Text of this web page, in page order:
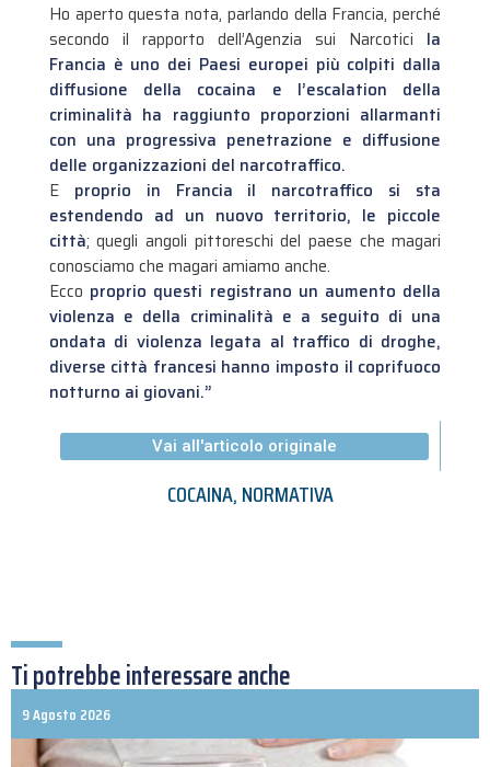
Ho aperto questa nota, parlando della Francia, perché
secondo il rapporto dell’Agenzia sui Narcotici la
Francia è uno dei Paesi europei più colpiti dalla
diffusione della cocaina e l’escalation della
criminalità ha raggiunto proporzioni allarmanti
con una progressiva penetrazione e diffusione
delle organizzazioni del narcotraffico.
E proprio in Francia il narcotraffico si sta
estendendo ad un nuovo territorio, le piccole
città; quegli angoli pittoreschi del paese che magari
conosciamo che magari amiamo anche.
Ecco proprio questi registrano un aumento della
violenza e della criminalità e a seguito di una
ondata di violenza legata al traffico di droghe,
diverse città francesi hanno imposto il coprifuoco
notturno ai giovani.”
Vai all'articolo originale
COCAINA,NORMATIVA
Ti potrebbe interessare anche
9 Agosto 2026